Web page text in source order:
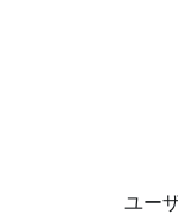
ユー